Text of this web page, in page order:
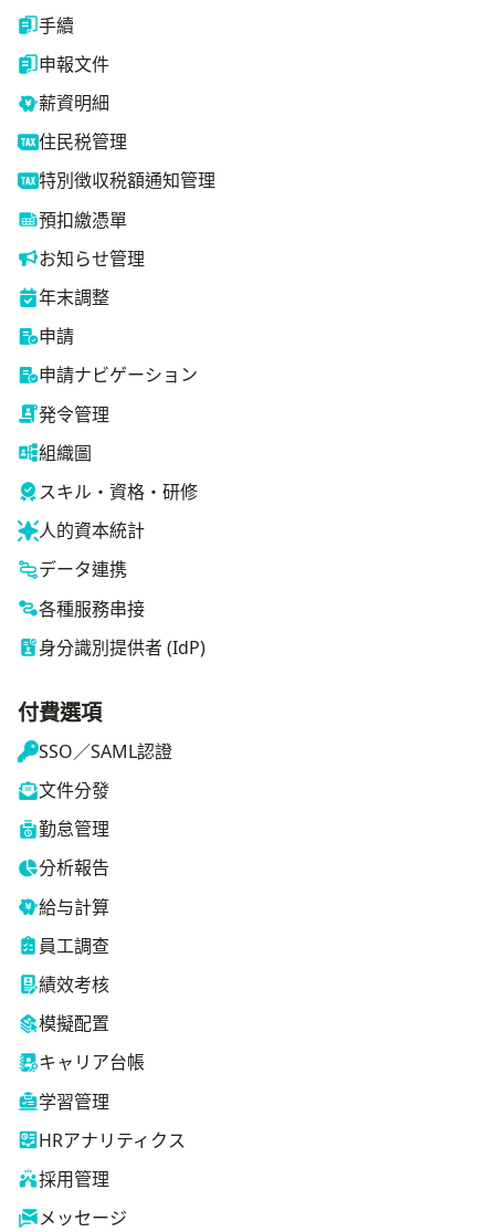
手續
申報文件
薪資明細
住民税管理
特別徴収税額通知管理
預扣繳憑單
お知らせ管理
年末調整
申請
申請ナビゲーション
発令管理
組織圖
スキル・資格・研修
人的資本統計
データ連携
各種服務串接
身分識別提供者 (IdP)
付費選項
SSO／SAML認證
文件分發
勤怠管理
分析報告
給与計算
員工調查
績效考核
模擬配置
キャリア台帳
学習管理
HRアナリティクス
採用管理
メッセージ